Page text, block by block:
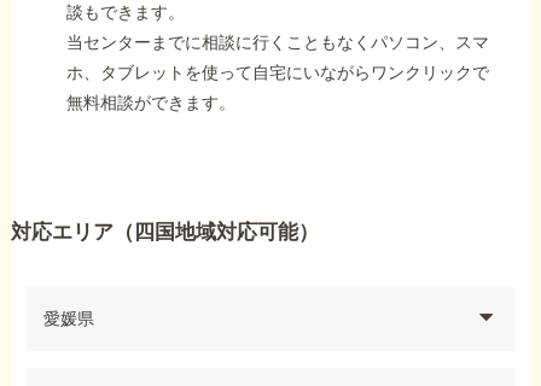
談もできます。
当センターまでに相談に行くこともなくパソコン、スマ
ホ、タブレットを使って自宅にいながらワンクリックで
無料相談ができます。
対応エリア（四国地域対応可能）
愛媛県